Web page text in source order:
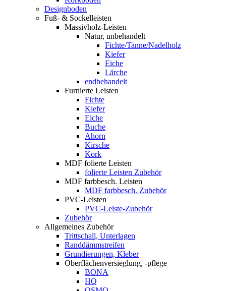
Designboden
Fuß- & Sockelleisten
Massivholz-Leisten
Natur, unbehandelt
Fichte/Tanne/Nadelholz
Kiefer
Eiche
Lärche
endbehandelt
Furnierte Leisten
Fichte
Kiefer
Eiche
Buche
Ahorn
Kirsche
Kork
MDF folierte Leisten
folierte Leisten Zubehör
MDF farbbesch. Leisten
MDF farbbesch. Zubehör
PVC-Leisten
PVC-Leiste-Zubehör
Zubehör
Allgemeines Zubehör
Trittschall, Unterlagen
Randdämmstreifen
Grundierungen, Kleber
Oberflächenversieglung, -pflege
BONA
HQ